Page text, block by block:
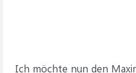
Ich möchte nun den